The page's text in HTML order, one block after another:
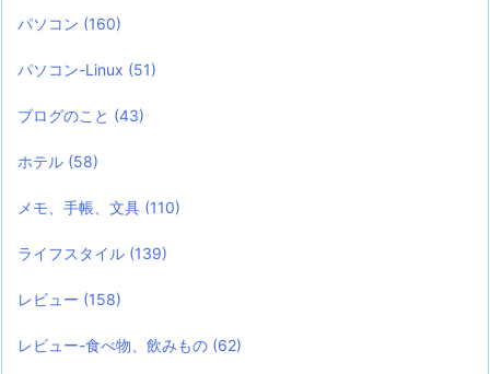
パソコン (160)
パソコン-Linux (51)
ブログのこと (43)
ホテル (58)
メモ、手帳、文具 (110)
ライフスタイル (139)
レビュー (158)
レビュー-食べ物、飲みもの (62)